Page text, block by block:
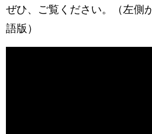
ぜひ、ご覧ください。（左側
語版）